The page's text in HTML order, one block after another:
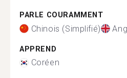
PARLE COURAMMENT
Chinois (Simplifié)
APPREND
Coréen